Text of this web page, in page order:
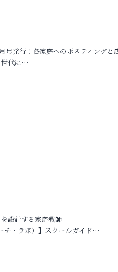
号発行！各家庭へのポスティングと
世代に…
設計する家庭教師
チ・ラボ）】スクールガイド…